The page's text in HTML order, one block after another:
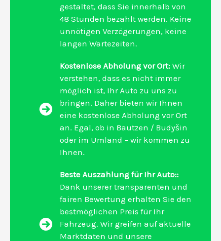
gestaltet, dass Sie innerhalb von
48 Stunden bezahlt werden. Keine
unnötigen Verzögerungen, keine
langen Wartezeiten.
Kostenlose Abholung vor Ort: Wir
verstehen, dass es nicht immer
möglich ist, Ihr Auto zu uns zu
bringen. Daher bieten wir Ihnen
eine kostenlose Abholung vor Ort
an. Egal, ob in Bautzen / Budyšin
oder im Umland – wir kommen zu
Ihnen.
Beste Auszahlung für Ihr Auto::
Dank unserer transparenten und
fairen Bewertung erhalten Sie den
bestmöglichen Preis für Ihr
Fahrzeug. Wir greifen auf aktuelle
Marktdaten und unsere